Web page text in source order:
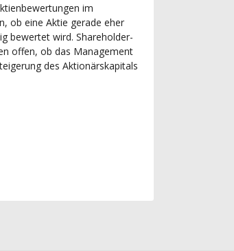
im
ob eine Aktie gerade eher
bewertet wird. Shareholder-
offen, ob das Management
des Aktionärskapitals